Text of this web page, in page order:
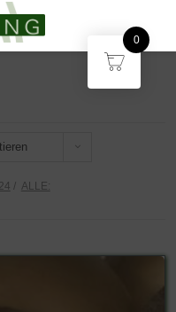
24 ALLE:
0